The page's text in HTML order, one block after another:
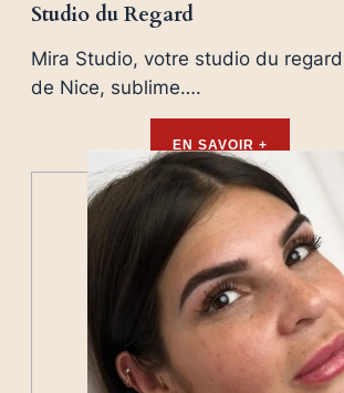
Studio du Regard
Mira Studio, votre studio du
de Nice, sublime….
EN SAVOIR +